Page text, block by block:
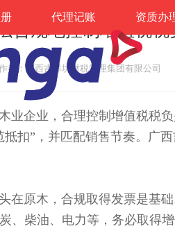
代理记账 资质办
合规地控制增值税税
者：广西吉祥坊财税管理集团有限公司
营的木业企业，合理控制增值
扣”，并匹配销售节奏。广西
在原木，合规取得发票是基
、柴油、电力等，务必取得